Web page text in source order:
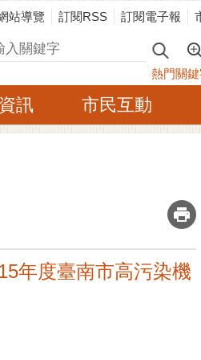
站導覽 訂閱RSS 訂閱電子報
熱門關
訊 市民互動
_
年度臺南市高污染機